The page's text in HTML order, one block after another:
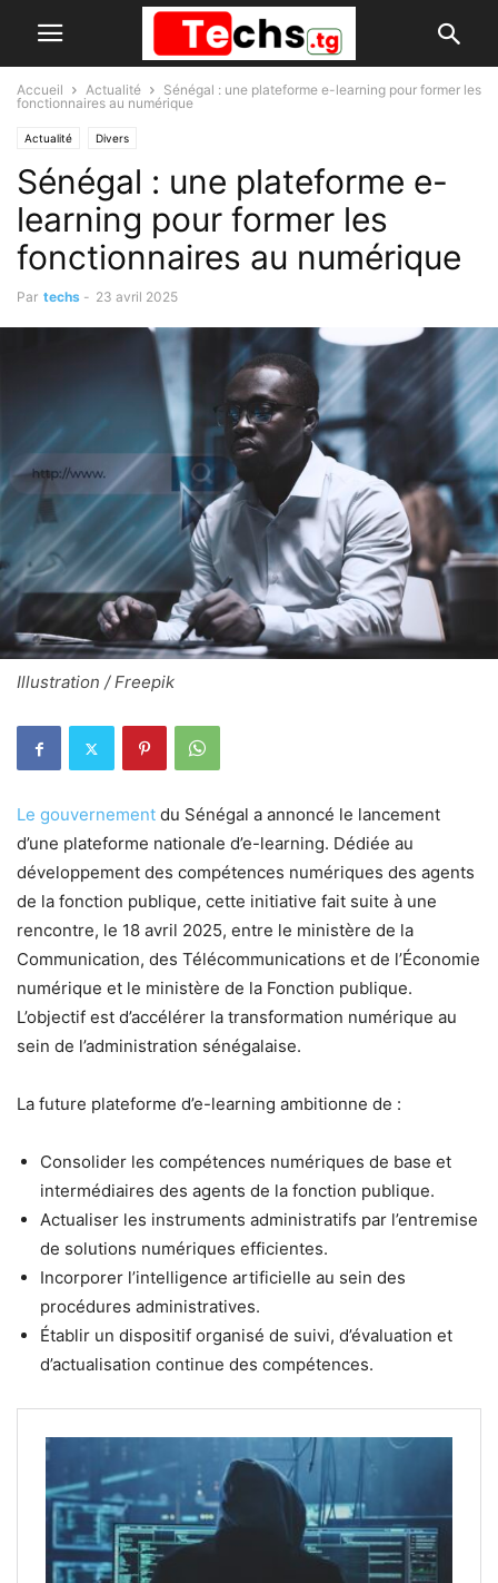
Accueil Actualité
Sénégal : une plateforme e-learning pour former les
fonctionnaires au numérique
Actualité Divers
Sénégal : une plateforme e-
learning pour former les
fonctionnaires au numérique
Par techs - 23 avril 2025
Illustration / Freepik
Le gouvernement du Sénégal a annoncé le lancement
d’une plateforme nationale d’e-learning. Dédiée au
développement des compétences numériques des agents
de la fonction publique, cette initiative fait suite à une
rencontre, le 18 avril 2025, entre le ministère de la
Communication, des Télécommunications et de l’Économie
numérique et le ministère de la Fonction publique.
L’objectif est d’accélérer la transformation numérique au
sein de l’administration sénégalaise.
La future plateforme d’e-learning ambitionne de :
Consolider les compétences numériques de base et
intermédiaires des agents de la fonction publique.
Actualiser les instruments administratifs par l’entremise
de solutions numériques efficientes.
Incorporer l’intelligence artificielle au sein des
procédures administratives.
Établir un dispositif organisé de suivi, d’évaluation et
d’actualisation continue des compétences.